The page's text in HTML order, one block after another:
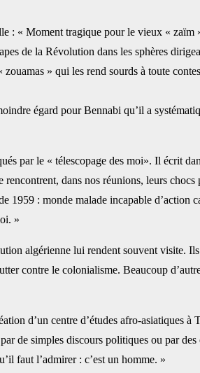
: « Moment tragique pour le vieux «
de la Révolution dans les sphères
» qui les rend ‎sourds à toute
égard pour Bennabi qu’il a
par le « télescopage des moi». Il écrit
dans nos réunions, leurs
1959 : monde ‎malade incapable
»‎
algérienne lui rendent souvent visite.
contre le colonialisme. Beaucoup
d’un centre d’études afro-asiatiques
de simples discours politiques ou par
faut l’admirer : c’est ‎un homme. »